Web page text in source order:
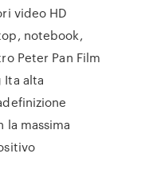
video HD
notebook,
Peter Pan Film
Ita alta
massima